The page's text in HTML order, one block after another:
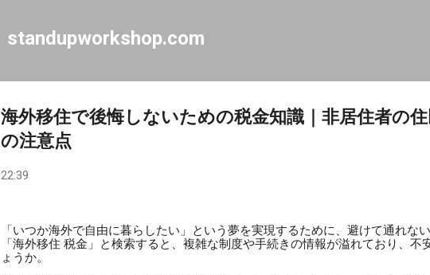
standupworkshop.com
海外移住で後悔しないための税金知識｜非居住者の
の注意点
22:39
「いつか海外で自由に暮らしたい」という夢を実現するために、避けて通れな
「海外移住 税金」と検索すると、複雑な制度や手続きの情報が溢れており、
ょうか。